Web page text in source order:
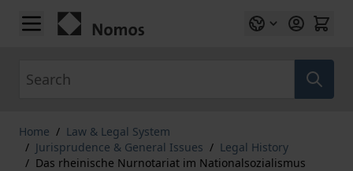
Skip to Content
Home / Law & Legal System
/ Jurisprudence & General Issues / Legal History
/ Das rheinische Nurnotariat im Nationalsozialismus